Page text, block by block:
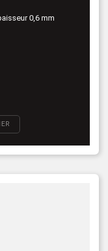
0,6 mm